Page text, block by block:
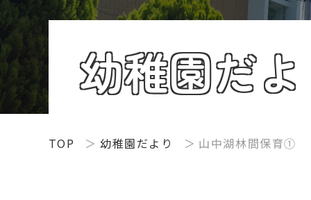
幼稚園だ
TOP 幼稚園だより 山中湖林間保育①